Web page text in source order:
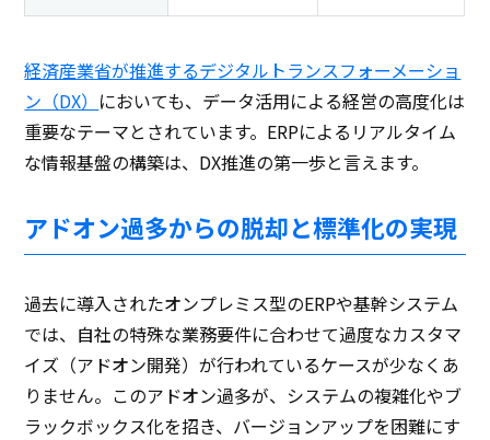
経済産業省が推進するデジタルトランスフォーメーショ
ン（DX） においても、データ活用による経営の高度化は
重要なテーマとされています。ERPによるリアルタイム
な情報基盤の構築は、DX推進の第一歩と言えます。
アドオン過多からの脱却と標準化の実現
過去に導入されたオンプレミス型のERPや基幹システム
では、自社の特殊な業務要件に合わせて過度なカスタマ
イズ（アドオン開発）が行われているケースが少なくあ
りません。このアドオン過多が、システムの複雑化やブ
ラックボックス化を招き、バージョンアップを困難にす